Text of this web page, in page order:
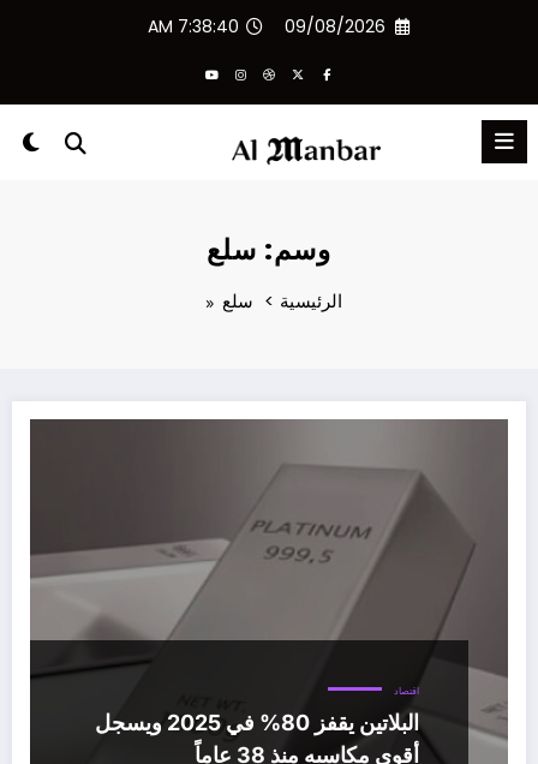
09/08/2026
7:38:40 AM
وسم: سلع
الرئيسية سلع
اقتصاد
البلاتين يقفز 80% في 2025 ويسجل
أقوى مكاسبه منذ 38 عاماً